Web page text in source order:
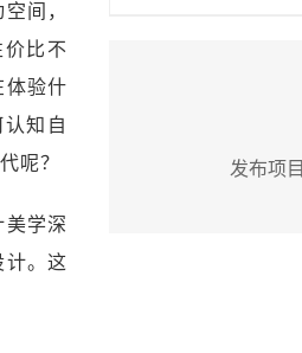
间，
比不
验什
知自
呢？
美学深
计。这
发布项目